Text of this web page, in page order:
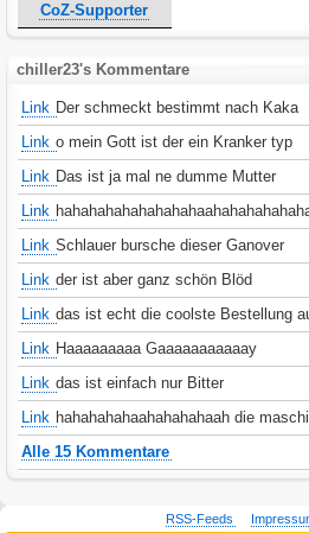
CoZ-Supporter
chiller23's Kommentare
Link Der schmeckt bestimmt nach Kaka
Link o mein Gott ist der ein Kranker typ
Link Das ist ja mal ne dumme Mutter
Link
Link Schlauer bursche dieser Ganover
Link der ist aber ganz schön Blöd
Link das ist echt die coolste Bestellung
Link Haaaaaaaaa Gaaaaaaaaaaay
Link das ist einfach nur Bitter
Link hahahahahaahahahahaah die
Alle 15 Kommentare
RSS-Feeds